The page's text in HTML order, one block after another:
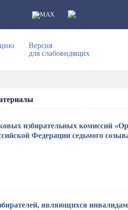
Версия
для слабовидящих
избирательных комиссий
Федерации седьмого
являющихся